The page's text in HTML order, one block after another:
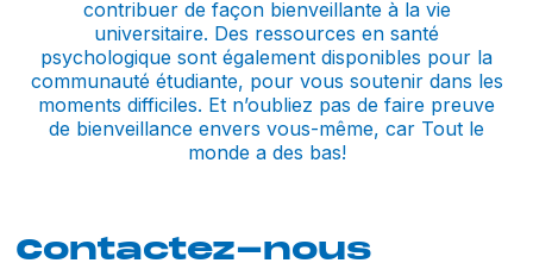
contribuer de façon bienveillante à la vie
universitaire. Des ressources en santé
psychologique sont également disponibles pour la
communauté étudiante, pour vous soutenir dans les
moments difficiles. Et n’oubliez pas de faire preuve
de bienveillance envers vous-même, car Tout le
monde a des bas!
Contactez-nous